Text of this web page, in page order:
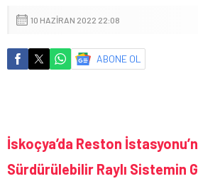
10 HAZIRAN 2022 22:08
ABONE OL
İskoçya’da Reston
Sürdürülebilir Raylı Sistemin